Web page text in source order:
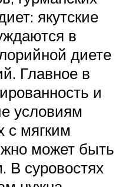
якутские
в
диете
Главное в
и
условиям
с мягким
может быть
В суровостях